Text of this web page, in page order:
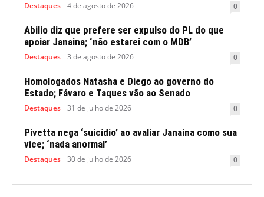
Destaques 4 de agosto de 2026 0
Abilio diz que prefere ser expulso do PL do que
apoiar Janaina; ‘não estarei com o MDB’
Destaques 3 de agosto de 2026 0
Homologados Natasha e Diego ao governo do
Estado; Fávaro e Taques vão ao Senado
Destaques 31 de julho de 2026 0
Pivetta nega ‘suicídio’ ao avaliar Janaina como sua
vice; ‘nada anormal’
Destaques 30 de julho de 2026 0